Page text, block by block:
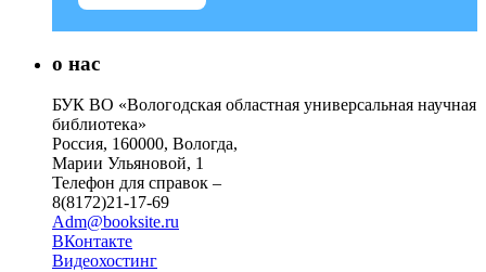
о нас
БУК ВО «Вологодская областная универсальная научная
библиотека»
Россия, 160000, Вологда,
Марии Ульяновой, 1
Телефон для справок –
8(8172)21-17-69
Adm@booksite.ru
ВКонтакте
Видеохостинг